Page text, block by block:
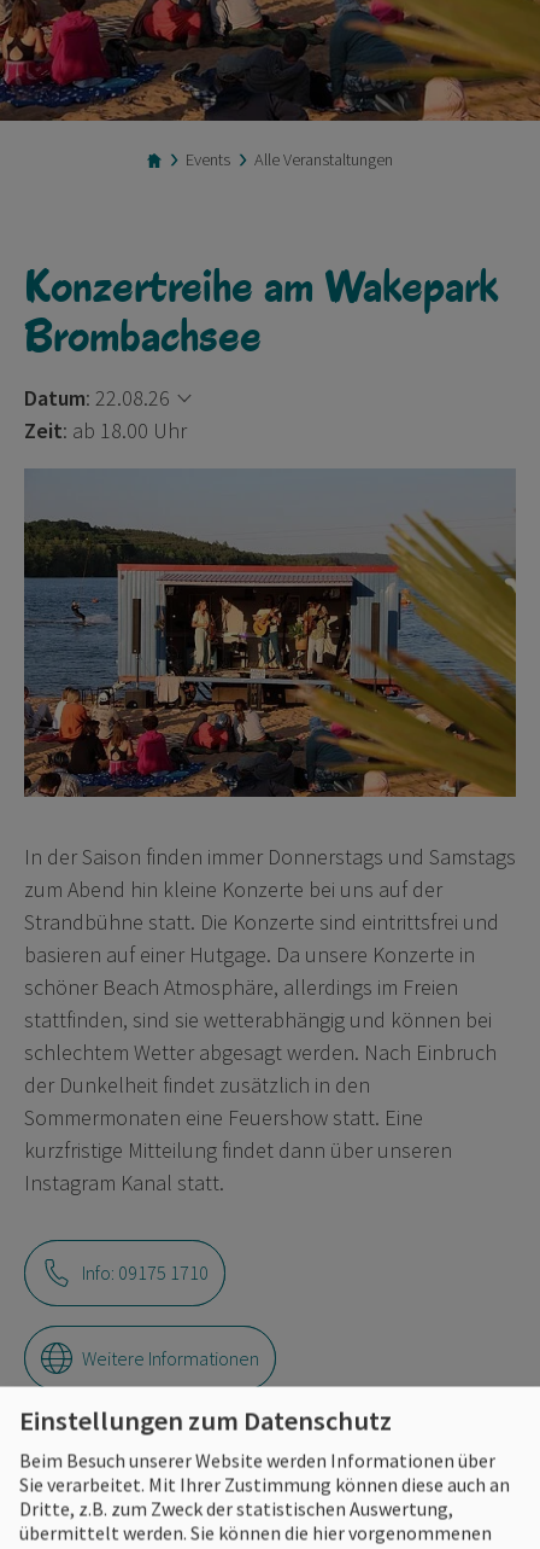
Events Alle Veranstaltungen
Konzertreihe am Wakepark
Brombachsee
Datum: 22.08.26
Zeit: ab 18.00 Uhr
In der Saison finden immer Donnerstags und Samstags
zum Abend hin kleine Konzerte bei uns auf der
Strandbühne statt. Die Konzerte sind eintrittsfrei und
basieren auf einer Hutgage. Da unsere Konzerte in
schöner Beach Atmosphäre, allerdings im Freien
stattfinden, sind sie wetterabhängig und können bei
schlechtem Wetter abgesagt werden. Nach Einbruch
der Dunkelheit findet zusätzlich in den
Sommermonaten eine Feuershow statt. Eine
kurzfristige Mitteilung findet dann über unseren
Instagram Kanal statt.
Info: 09175 1710
Weitere Informationen
Eintrittspreise
Einstellungen zum Datenschutz
Beim Besuch unserer Website werden Informationen über
Sie verarbeitet. Mit Ihrer Zustimmung können diese auch an
Dritte, z.B. zum Zweck der statistischen Auswertung,
übermittelt werden. Sie können die hier vorgenommenen